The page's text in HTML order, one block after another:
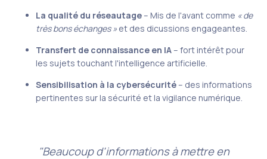
La qualité du réseautage – Mis de l'avant comme « de
très bons échanges » et des dicussions engageantes.
Transfert de connaissance en IA – fort intérêt pour
les sujets touchant l'intelligence artificielle.
Sensibilisation à la cybersécurité – des informations
pertinentes sur la sécurité et la vigilance numérique.
"Beaucoup d'informations à mettre en